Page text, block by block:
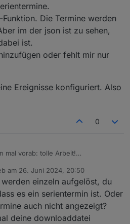
initALert(timeStr) {
(s != null)
clearSchedule(s);
{
s = schedule(new Date(new
s = null;
dpID, change: "ne" },
Die Termine werden
im der json ist zu sehen,
ist.
oder fehlt mir nur
Ereignisse konfiguriert. Also
0
mal vorab: tolle Arbeit!
Funktion. Die Termine werden
Aber im der json ist zu sehen,
dabei ist.
hinzufügen oder fehlt mir nur
keine Ereignisse konfiguriert.
am 26. Juni 2024, 20:50
editiert von
einzeln aufgelöst, du
es ein serientermin ist. Oder
auch nicht angezeigt?
deine downloaddatei